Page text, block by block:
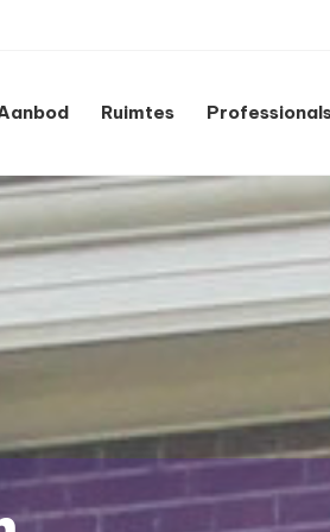
Ruimtes